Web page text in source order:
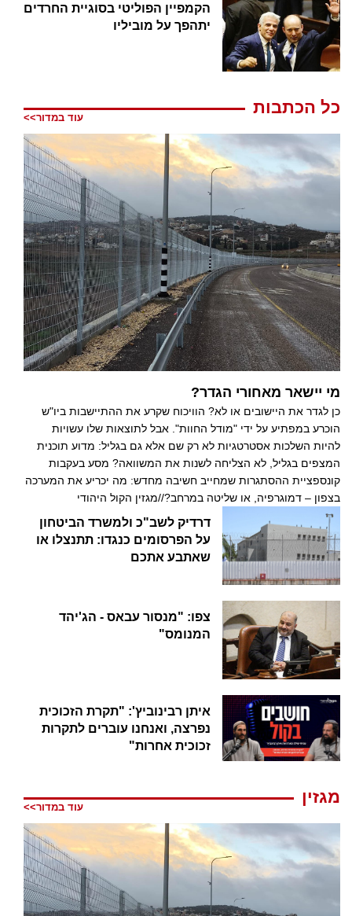
הקמפיין הפוליטי בסוגיית החרדים
יתהפך על מוביליו
כל הכתבות
עוד במדור>>
מי יישאר מאחורי הגדר?
כן לגדר את היישובים או לא? הוויכוח שקרע את ההתיישבות ביו"ש
הוכרע במפתיע על ידי "מודל החוות". אבל לתוצאות שלו עשויות
להיות השלכות אסטרטגיות לא רק שם אלא גם בגליל: מדוע תוכנית
המצפים בגליל, לא הצליחה לשנות את המשוואה? מסע בעקבות
קונספציית ההסתגרות שמחייב חשיבה מחדש: מה יכריע את המערכה
בצפון – דמוגרפיה, או שליטה במרחב?//מגזין הקול היהודי
דרדיק לשב"כ ולמשרד הביטחון
על הפרסומים כנגדו: תתנצלו או
שאתבע אתכם
צפו: "מנסור עבאס - הג'יהד
המנומס"
איתן רבינוביץ': "תקרת הזכוכית
נפרצה, ואנחנו עוברים לתקרות
זכוכית אחרות"
מגזין
עוד במדור>>